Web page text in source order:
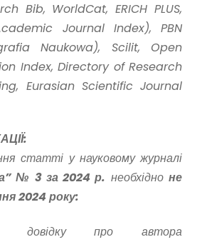
Bib, WorldCat, ERICH PLUS,
Journal Index), PBN
Naukowa), Scilit, Open
Index, Directory of Research
Eurasian Scientific Journal
статті у науковому журналі
№ 3 за 2024 р. необхідноне
2024 року:
довідку про автора